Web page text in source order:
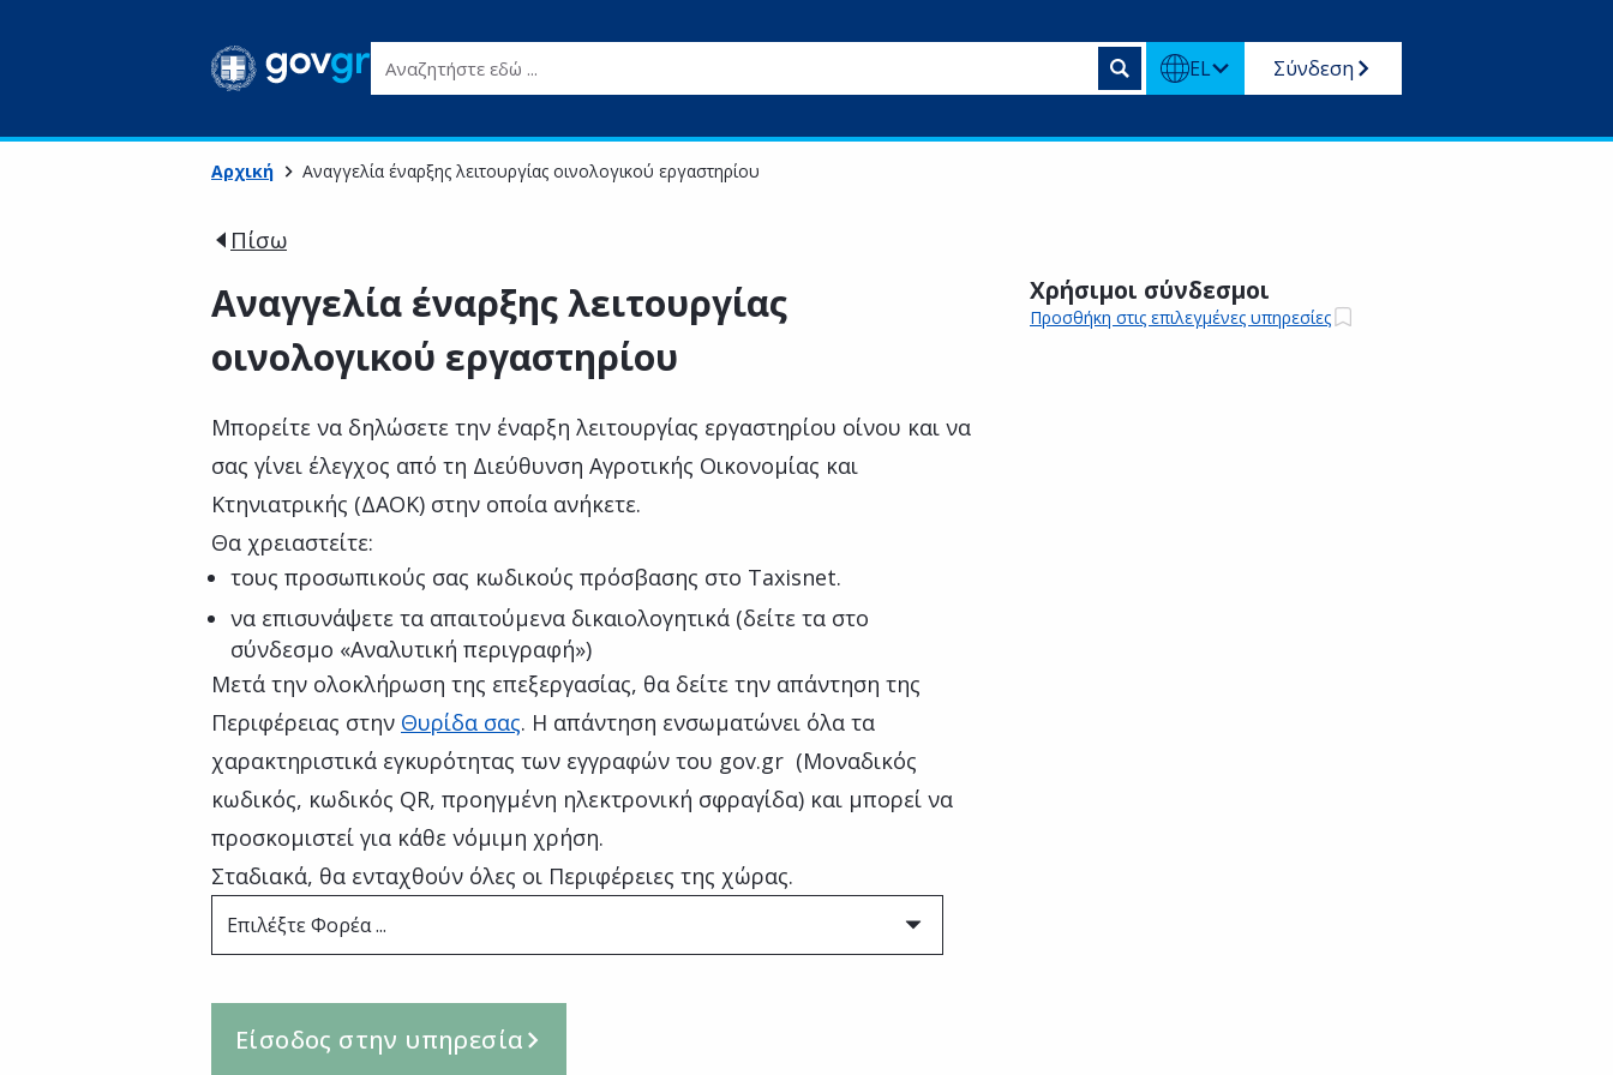
Αναζητήστε εδώ ... EL Σύνδεση
Αρχική Αναγγελία έναρξης λειτουργίας οινολογικού εργαστηρίου
Πίσω
Αναγγελία έναρξης λειτουργίας
οινολογικού εργαστηρίου
Μπορείτε να δηλώσετε την έναρξη λειτουργίας εργαστηρίου οίνου και να
σας γίνει έλεγχος από τη Διεύθυνση Αγροτικής Οικονομίας και
Κτηνιατρικής (ΔΑΟΚ) στην οποία ανήκετε.
Θα χρειαστείτε:
τους προσωπικούς σας κωδικούς πρόσβασης στο Taxisnet.
να επισυνάψετε τα απαιτούμενα δικαιολογητικά (δείτε τα στο
σύνδεσμο «Αναλυτική περιγραφή»)
Μετά την ολοκλήρωση της επεξεργασίας, θα δείτε την απάντηση της
Περιφέρειας στην Θυρίδα σας. Η απάντηση ενσωματώνει όλα τα
χαρακτηριστικά εγκυρότητας των εγγραφών του gov.gr (Μοναδικός
κωδικός, κωδικός QR, προηγμένη ηλεκτρονική σφραγίδα) και μπορεί να
προσκομιστεί για κάθε νόμιμη χρήση.
Σταδιακά, θα ενταχθούν όλες οι Περιφέρειες της χώρας.
Επιλέξτε Φορέα ...
Είσοδος στην υπηρεσία
Χρήσιμοι σύνδεσμοι
Προσθήκη στις επιλεγμένες υπηρεσίες